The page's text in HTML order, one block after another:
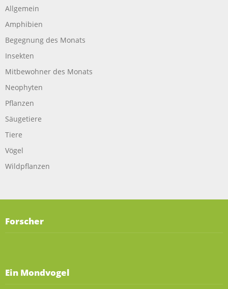
Allgemein
Amphibien
Begegnung des Monats
Insekten
Mitbewohner des Monats
Neophyten
Pflanzen
Säugetiere
Tiere
Vögel
Wildpflanzen
Forscher
Ein Mondvogel